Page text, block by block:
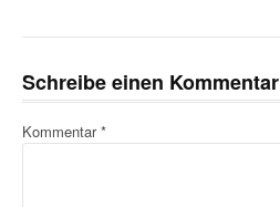
Schreibe einen Kommentar
Kommentar*